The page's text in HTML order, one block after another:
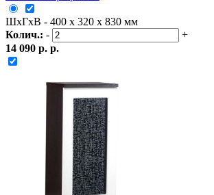
ШxГxВ - 400 x 320 x 830 мм
Колич.: -
+
14 090 р. р.